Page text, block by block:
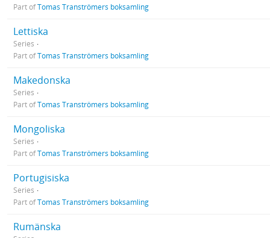
Part ofTomas Tranströmers boksamling
Lettiska
Series
Part ofTomas Tranströmers boksamling
Makedonska
Series
Part ofTomas Tranströmers boksamling
Mongoliska
Series
Part ofTomas Tranströmers boksamling
Portugisiska
Series
Part ofTomas Tranströmers boksamling
Rumänska